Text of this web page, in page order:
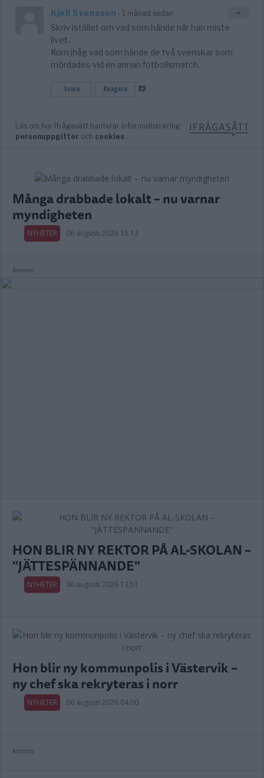
Många drabbade lokalt – nu varnar
myndigheten
NYHETER 06 augusti 2026 15.13
Annons:
HON BLIR NY REKTOR PÅ AL-SKOLAN –
"JÄTTESPÄNNANDE"
NYHETER 06 augusti 2026 13.51
Hon blir ny kommunpolis i Västervik –
ny chef ska rekryteras i norr
NYHETER 06 augusti 2026 04.00
Annons: